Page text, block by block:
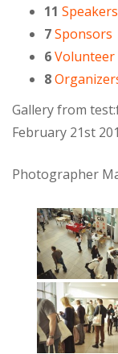
11 Speakers
7Sponsors
6Volunteer
8
Gallery from
February 21st
Photographer